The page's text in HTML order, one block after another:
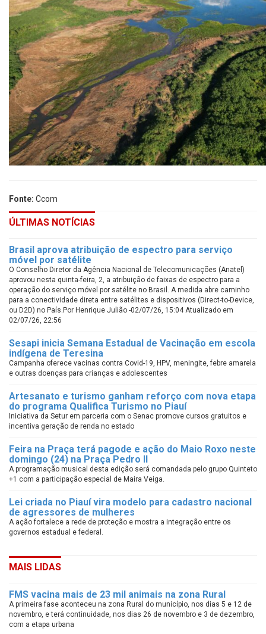
Fonte: Ccom
ÚLTIMAS NOTÍCIAS
Brasil aprova atribuição de espectro para serviço
móvel por satélite
O Conselho Diretor da Agência Nacional de Telecomunicações (Anatel)
aprovou nesta quinta-feira, 2, a atribuição de faixas de espectro para a
operação do serviço móvel por satélite no Brasil. A medida abre caminho
para a conectividade direta entre satélites e dispositivos (Direct-to-Device,
ou D2D) no País.Por Henrique Julião -02/07/26, 15:04 Atualizado em
02/07/26, 22:56
Sesapi inicia Semana Estadual de Vacinação em escola
indígena de Teresina
Campanha oferece vacinas contra Covid-19, HPV, meningite, febre amarela
e outras doenças para crianças e adolescentes
Artesanato e turismo ganham reforço com nova etapa
do programa Qualifica Turismo no Piauí
Iniciativa da Setur em parceria com o Senac promove cursos gratuitos e
incentiva geração de renda no estado
Feira na Praça terá pagode e ação do Maio Roxo neste
domingo (24) na Praça Pedro II
A programação musical desta edição será comandada pelo grupo Quinteto
+1 com a participação especial de Maira Veiga.
Lei criada no Piauí vira modelo para cadastro nacional
de agressores de mulheres
A ação fortalece a rede de proteção e mostra a integração entre os
governos estadual e federal.
MAIS LIDAS
FMS vacina mais de 23 mil animais na zona Rural
A primeira fase aconteceu na zona Rural do município, nos dias 5 e 12 de
novembro, e terá continuidade, nos dias 26 de novembro e 3 de dezembro,
com a etapa urbana